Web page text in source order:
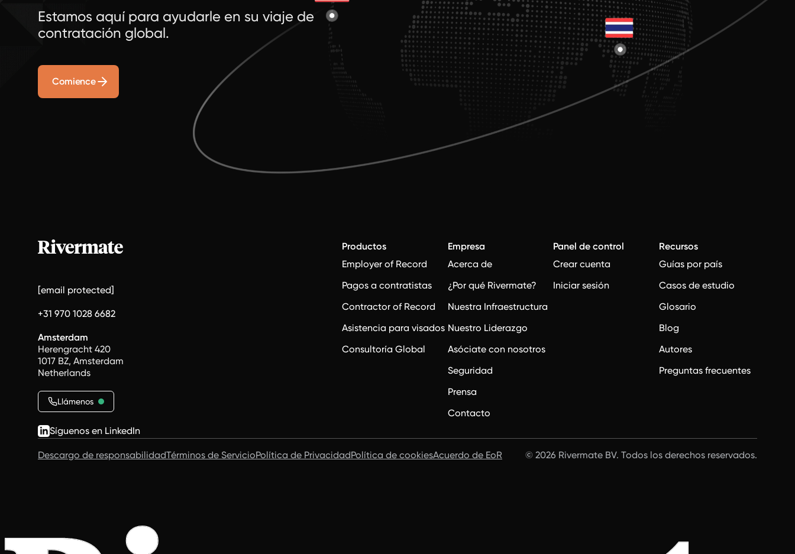
Estamos aquí para ayudarle en su viaje de
contratación global.
Comience
[email protected]
+31 970 1028 6682
Amsterdam
Herengracht 420
1017 BZ, Amsterdam
Netherlands
Llámenos
Síguenos en LinkedIn
Productos
Employer of Record
Pagos a contratistas
Contractor of Record
Asistencia para visados
Consultoría Global
Empresa
Acerca de
¿Por qué Rivermate?
Nuestra Infraestructura
Nuestro Liderazgo
Asóciate con nosotros
Seguridad
Prensa
Contacto
Panel de control
Crear cuenta
Iniciar sesión
Recursos
Guías por país
Casos de estudio
Glosario
Blog
Autores
Preguntas frecuentes
Descargo de responsabilidadTérminos de ServicioPolítica de PrivacidadPolítica de cookiesAcuerdo de EoR © 2026 Rivermate BV. Todos los derechos reservados.